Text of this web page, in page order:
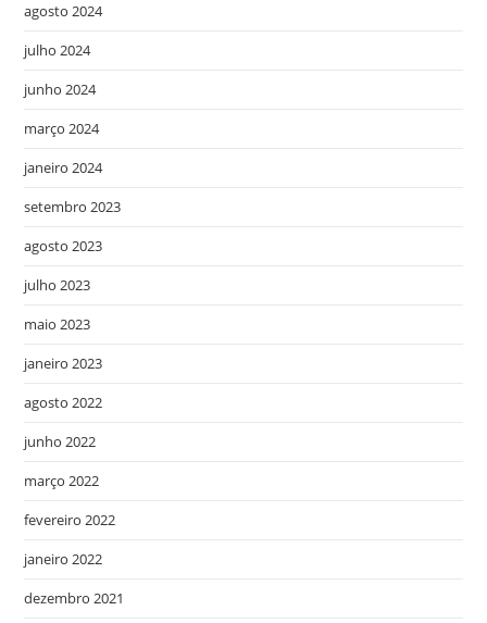
agosto 2024
julho 2024
junho 2024
março 2024
janeiro 2024
setembro 2023
agosto 2023
julho 2023
maio 2023
janeiro 2023
agosto 2022
junho 2022
março 2022
fevereiro 2022
janeiro 2022
dezembro 2021